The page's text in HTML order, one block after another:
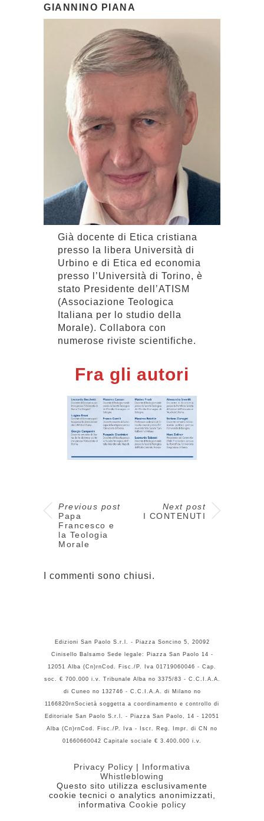
GIANNINO PIANA
Già docente di Etica cristiana
presso la libera Università di
Urbino e di Etica ed economia
presso l’Università di Torino, è
stato Presidente dell’ATISM
(Associazione Teologica
Italiana per lo studio della
Morale). Collabora con
numerose riviste scientifiche.
Fra gli autori
Previous post
Papa
Francesco e
la Teologia
Morale
Next post
I CONTENUTI
I commenti sono chiusi.
Edizioni San Paolo S.r.l. - Piazza Soncino 5, 20092
Cinisello Balsamo Sede legale: Piazza San Paolo 14 -
12051 Alba (Cn)rnCod. Fisc./P. Iva 01719060046 - Cap.
soc. € 700.000 i.v. Tribunale Alba no 3375/83 - C.C.I.A.A.
di Cuneo no 132746 - C.C.I.A.A. di Milano no
1166820rnSocietà soggetta a coordinamento e controllo di
Editoriale San Paolo S.r.l. - Piazza San Paolo, 14 - 12051
Alba (Cn)rnCod. Fisc./P. Iva - Iscr. Reg. Impr. di CN no
01660660042 Capitale sociale € 3.400.000 i.v.
Privacy Policy | Informativa
Whistleblowing
Questo sito utilizza esclusivamente
cookie tecnici o analytics anonimizzati,
informativa Cookie policy